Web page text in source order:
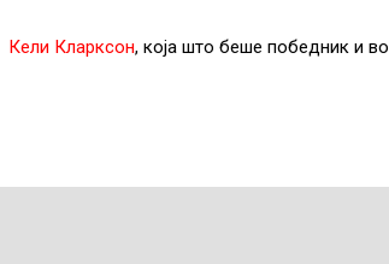
Кели Кларксон, која што беше победник и во